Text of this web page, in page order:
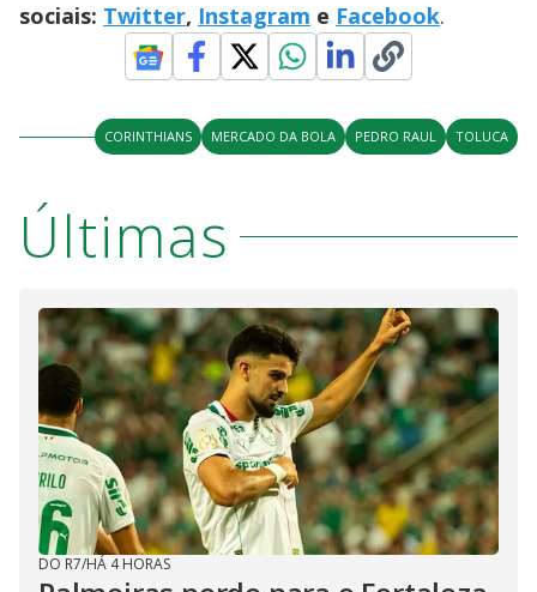
sociais: Twitter, Instagram e Facebook.
CORINTHIANS MERCADO DA BOLA PEDRO RAUL TOLUCA
Últimas
DO R7/HÁ 4 HORAS